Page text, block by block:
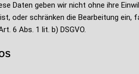
Daten geben wir nicht ohne ihre
oder schränken die Bearbeitung
6 Abs. 1 lit. b) DSGVO.